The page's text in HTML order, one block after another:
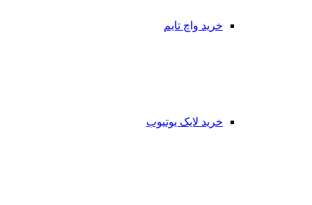
خرید واچ تایم
خرید لایک یوتیوب